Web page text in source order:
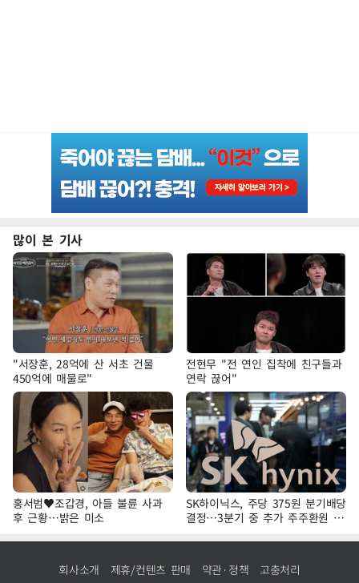
많이 본 기사
"서장훈, 28억에 산 서초 건물
450억에 매물로"
전현무 "전 연인 집착에 친구들과
연락 끊어"
홍서범♥조갑경, 아들 불륜 사과
후 근황…밝은 미소
SK하이닉스, 주당 375원 분기배당
결정…3분기 중 추가 주주환원 발
표
회사소개 제휴/컨텐츠 판매 약관·정책 고충처리